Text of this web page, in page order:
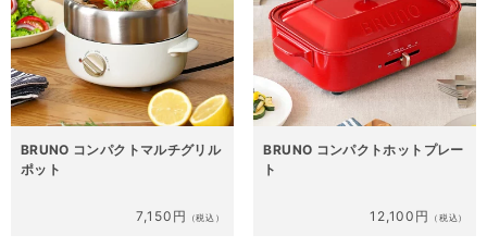
BRUNO コンパクトマルチグリル
ポット
7,150円 （税込）
BRUNO コンパクトホットプレー
ト
12,100円 （税込）